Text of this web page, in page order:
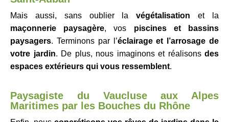
Mais aussi, sans oublier lavégétalisation et la
maçonnerie paysagère, vos piscines et bassins
paysagers. Terminons par l’éclairage et l’arrosage de
votre jardin. De plus, nous imaginons et réalisons des
espaces extérieurs qui vous ressemblent.
Paysagiste du Vaucluse aux Alpes
Maritimes par les Bouches du Rhône